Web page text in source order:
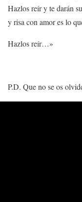
Hazlos reír y te darán
y risa con amor es lo
Hazlos reír…»
P.D. Que no se os